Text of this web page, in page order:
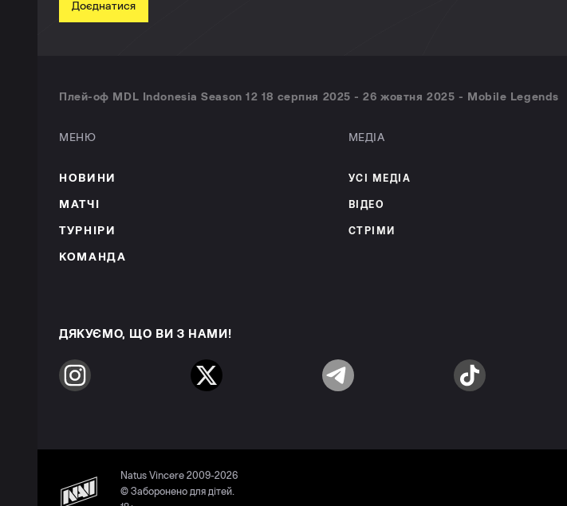
Доєднатися
Плей-оф MDL Indonesia Season 12 18 серпня 2025 - 26 жовтня 2025 - Mobile Legends
МЕНЮ
НОВИНИ
МАТЧІ
ТУРНІРИ
КОМАНДА
МЕДІА
УСІ МЕДІА
ВІДЕО
СТРІМИ
ДЯКУЄМО, ЩО ВИ З НАМИ!
Instagram Twitter Telegram TikTok
Natus Vincere 2009-2026
© Заборонено для дітей.